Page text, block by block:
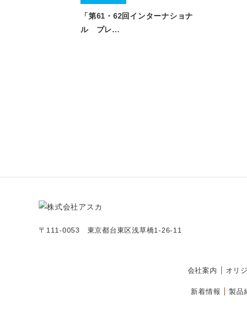
「第61・62回インターナショナ
ル プレ...
〒111-0053 東京都台東区浅草橋1-26-11
会社案内 オリ
新着情報 製品